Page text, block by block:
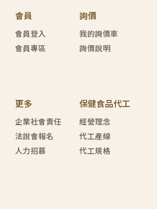
會員
會員登入
會員專區
詢價
我的詢價車
詢價說明
更多
企業社會責任
法說會報名
人力招募
保健食品代工
經營理念
代工產線
代工規格